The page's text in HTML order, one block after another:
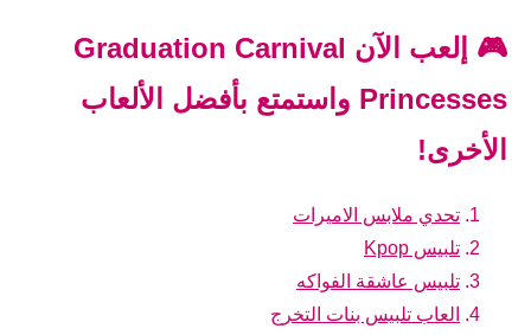
🎮 إلعب الآن Graduation Carnival
Princesses واستمتع بأفضل الألعاب
الأخرى!
تحدي ملابس الاميرات
تلبيس Kpop
تلبيس عاشقة الفواكه
العاب تلبيس بنات التخرج